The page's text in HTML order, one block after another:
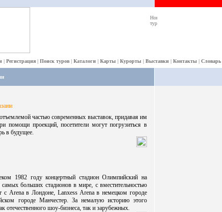
| Регистрация | Поиск туров | Каталоги | Карты | Курорты | Выставки | Контакты | Словарь
частью современных выставок, придавая им
помощи проекций, посетители могут погрузиться в
в будущее.
1982 году концертный стадион Олимпийский на
больших стадионов в мире, с вместительностью
с Arena в Лондоне, Lanxess Arena в немецком городе
городе Манчестер. За немалую историю этого
отечественного шоу-бизнеса, так и зарубежных.